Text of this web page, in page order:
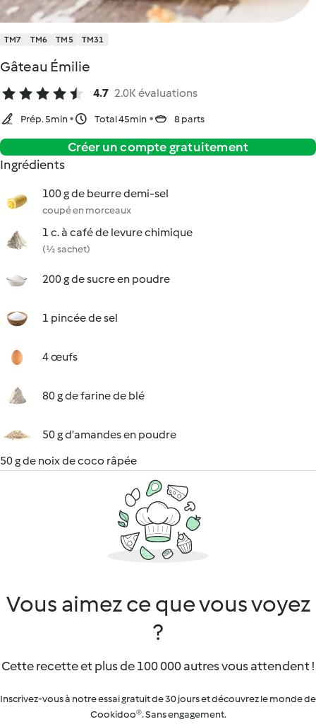
TM7 TM6 TM5 TM31
Gâteau Émilie
4.7 2.0K évaluations
Prép. 5min Total 45min 8 parts
Créer un compte gratuitement
Ingrédients
100 g de beurre demi-sel
coupé en morceaux
1 c. à café de levure chimique
(½ sachet)
200 g de sucre en poudre
1 pincée de sel
4 œufs
80 g de farine de blé
50 g d'amandes en poudre
50 g de noix de coco râpée
Vous aimez ce que vous voyez
?
Cette recette et plus de 100 000 autres vous attendent !
Inscrivez-vous à notre essai gratuit de 30 jours et découvrez le monde de
Cookidoo®. Sans engagement.